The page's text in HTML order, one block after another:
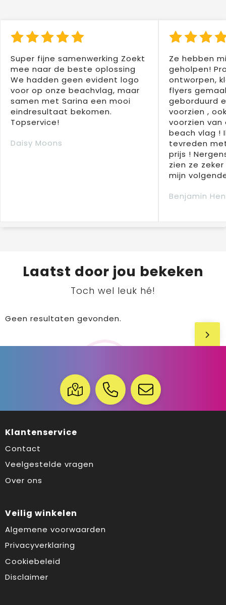
Super fijne samenwerking Zoekt
mee naar de beste oplossing
We hadden geen evident logo
voor op onze beachvlag, maar
samen met Sarina een mooi
eindresultaat bekomen.
Topservice!
Daisy Moons
Ze hebben
geholpen!
ontworpen,
flyers
geborduurd
voorzien ,
voorzien
beach vlag !
tevreden
prijs !
zien ze
mijn
Benjamin
Laatst door jou bekeken
Toch wel leuk hé!
Geen resultaten gevonden.
Klantenservice
Contact
Veelgestelde vragen
Over ons
Veilig winkelen
Algemene voorwaarden
Privacyverklaring
Cookiebeleid
Disclaimer